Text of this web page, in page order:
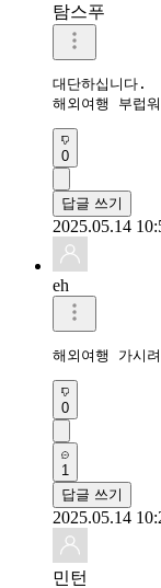
탐스푸
대단하십니다.
해외여행 부럽
0
답글 쓰기
2025.05.14
eh
해외여행 가시
0
1
답글 쓰기
2025.05.14
민턴